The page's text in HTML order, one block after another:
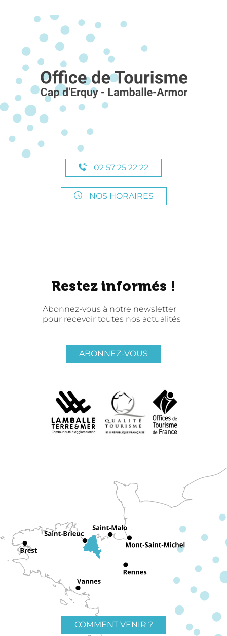
02 57 25 22 22
NOS HORAIRES
Restez informés !
Abonnez-vous à notre newsletter
pour recevoir toutes nos actualités
ABONNEZ-VOUS
COMMENT VENIR ?